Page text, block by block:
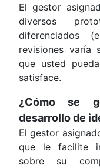
El gestor
diversos
diferenciados
revisiones varía
que usted
satisface.
¿Cómo se
desarrollo de
El gestor
que le facilite
sobre su